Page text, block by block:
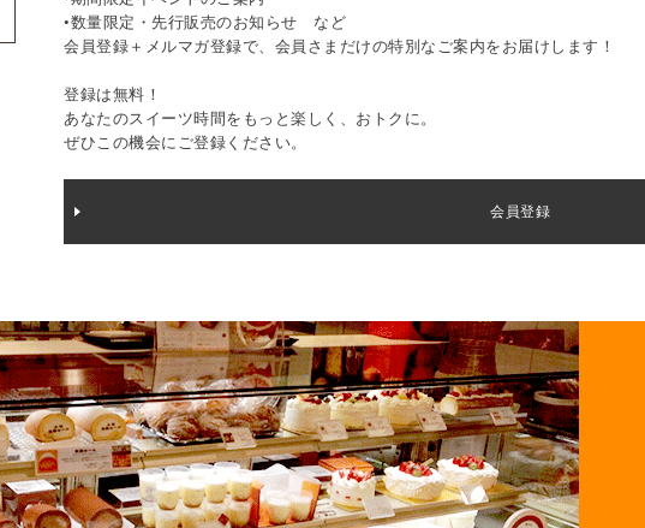
•数量限定・先行販売のお知らせ など
会員登録＋メルマガ登録で、会員さまだけの特別なご案内をお届けします！
登録は無料！
あなたのスイーツ時間をもっと楽しく、おトクに。
ぜひこの機会にご登録ください。
会員登録